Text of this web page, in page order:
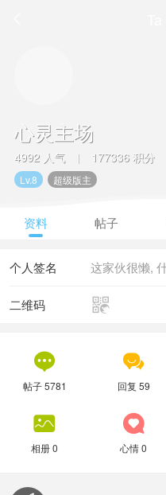
心灵主场
4992 人气 | 177336 积分
Lv.8 超级版主
资料 帖子
这家伙很懒,
个人签名

二维码

帖子 5781

回复 59

相册 0

心情 0